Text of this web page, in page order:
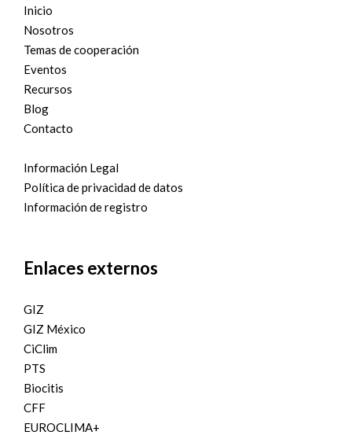
Inicio
Nosotros
Temas de cooperación
Eventos
Recursos
Blog
Contacto
Información Legal
Política de privacidad de datos
Información de registro
Enlaces externos
GIZ
GIZ México
CiClim
PTS
Biocitis
CFF
EUROCLIMA+